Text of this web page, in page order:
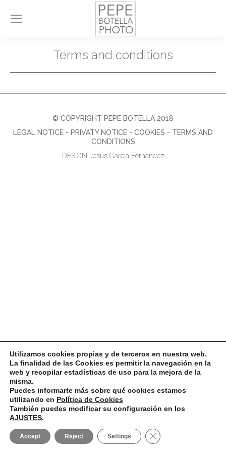
Terms and conditions
© COPYRIGHT PEPE BOTELLA 2018
LEGAL NOTICE - PRIVATY NOTICE - COOKIES - TERMS AND
CONDITIONS
DESIGN Jesús García Fernández
Utilizamos cookies propias y de terceros en nuestra web.
La finalidad de las Cookies es permitir la navegación en la
web y recopilar estadísticas de uso para la mejora de la
misma.
Puedes informarte más sobre qué cookies estamos
utilizando en Política de Cookies
También puedes modificar su configuración en los
AJUSTES.
Accept Reject Settings Close GDPR Cookie